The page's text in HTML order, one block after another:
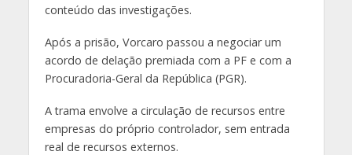
conteúdo das investigações.
Após a prisão, Vorcaro passou a negociar um
acordo de delação premiada com a PF e com a
Procuradoria-Geral da República (PGR).
A trama envolve a circulação de recursos entre
empresas do próprio controlador, sem entrada
real de recursos externos.